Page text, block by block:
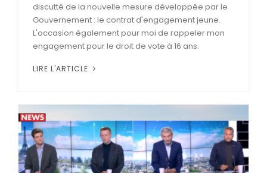
discutté de la nouvelle mesure développée par le
Gouvernement : le contrat d'engagement jeune.
L'occasion également pour moi de rappeler mon
engagement pour le droit de vote à 16 ans.
LIRE L'ARTICLE